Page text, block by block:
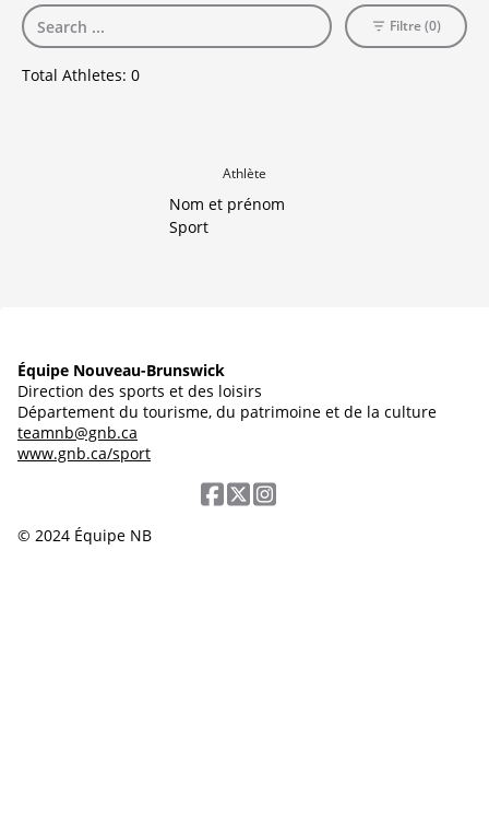
Total Athletes: 0
Filtre (0)
Athlète
Nom et prénom
Sport
Équipe Nouveau-Brunswick
Direction des sports et des loisirs
Département du tourisme, du patrimoine et de la culture
teamnb@gnb.ca
www.gnb.ca/sport
© 2024 Équipe NB